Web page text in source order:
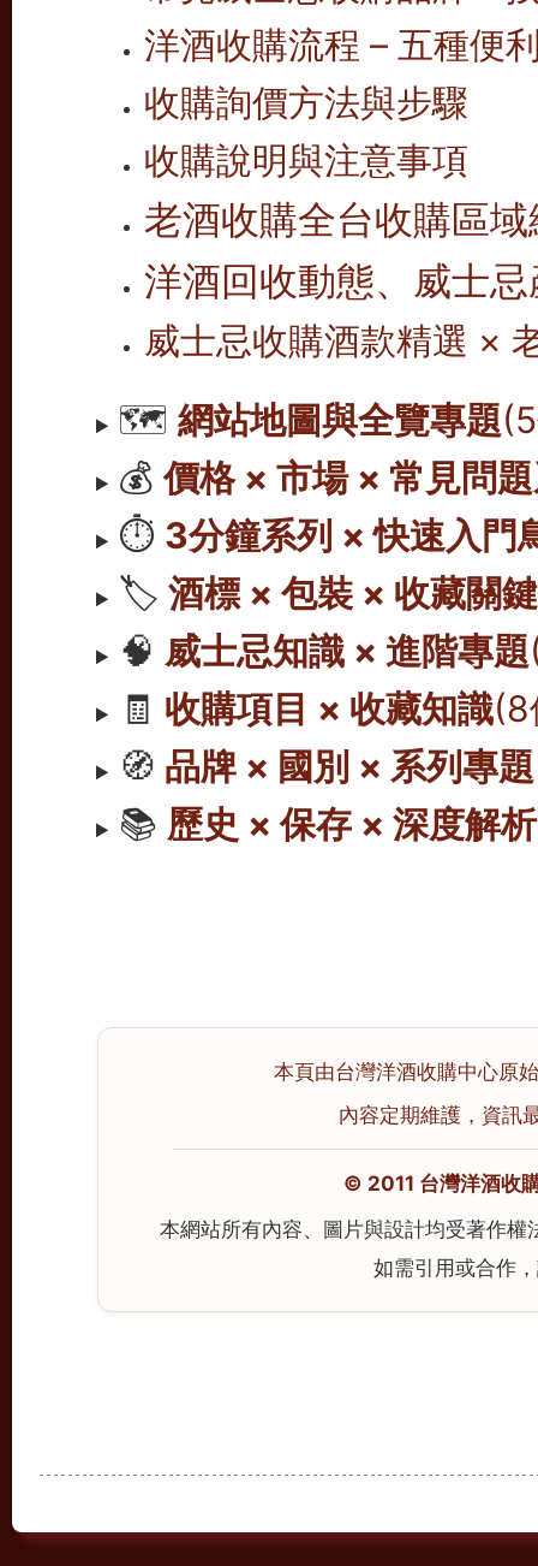
洋酒收購流程 – 五種便
收購詢價方法與步驟
收購說明與注意事項
老酒收購全台收購區
洋酒回收動態、威士
威士忌收購酒款精選 ×
🗺️網站地圖與全覽專題
💰價格 × 市場 × 常見問
⏱️ 3分鐘系列 × 快速入門
🏷️酒標 × 包裝 × 收藏關鍵
🧠 威士忌知識 × 進階專題
🧾 收購項目 × 收藏知識(8
🧭 品牌 × 國別 × 系列專題
📚 歷史 × 保存 × 深度解析
本頁由台灣洋酒收購中心原
內容定期維護，資訊
© 2011 台灣洋酒收
本網站所有內容、圖片與設計均受著作
如需引用或合作